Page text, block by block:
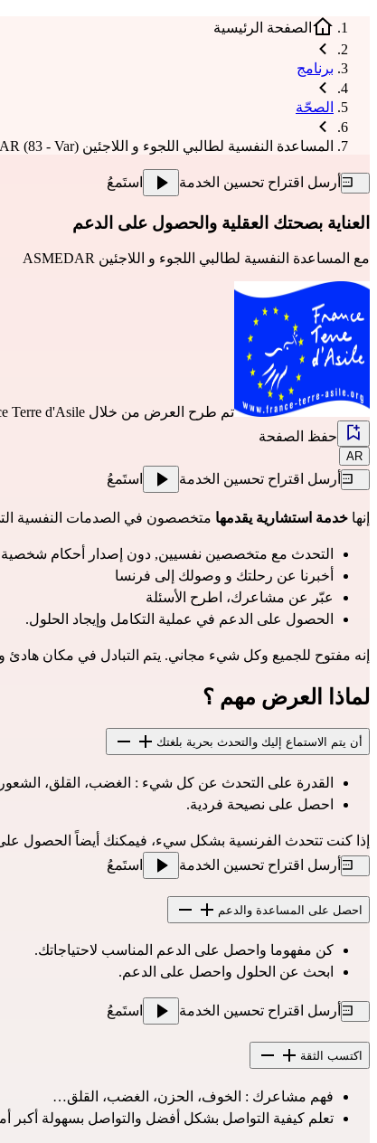
الصفحة الرئيسية
برنامج
الصحّة
المساعدة النفسية لطالبي اللجوء و اللاجئين ASMEDAR (83 - Var)
أرسل اقتراح تحسين الخدمة استَمعُ
العناية بصحتك العقلية والحصول على الدعم
مع المساعدة النفسية لطالبي اللجوء و اللاجئين ASMEDAR
تم طرح العرض من خلال Terre d'Asile
حفظ الصفحة
AR
أرسل اقتراح تحسين الخدمة استَمعُ
إنها خدمة استشارية يقدمها متخصصون في الصدمات النفسية التي
التحدث مع متخصصين نفسيين, دون إصدار أحكام شخصية
أخبرنا عن رحلتك و وصولك إلى فرنسا
عبّر عن مشاعرك، اطرح الأسئلة
الحصول على الدعم في عملية التكامل وإيجاد الحلول.
إنه مفتوح للجميع وكل شيء مجاني. يتم التبادل في مكان
لماذا العرض مهم ؟
أن يتم الاستماع إليك والتحدث بحرية بلغتك
القدرة على التحدث عن كل شيء : الغضب، القلق، الشعور
احصل على نصيحة فردية.
إذا كنت تتحدث الفرنسية بشكل سيء، فيمكنك أيضاً الحصول
أرسل اقتراح تحسين الخدمة
استَمعُ
احصل على المساعدة والدعم
كن مفهوما واحصل على الدعم المناسب لاحتياجاتك.
ابحث عن الحلول واحصل على الدعم.
أرسل اقتراح تحسين الخدمة استَمعُ
اكتسب الثقة
فهم مشاعرك : الخوف، الحزن، الغضب، القلق…
تعلم كيفية التواصل بشكل أفضل والتواصل بسهولة أكبر